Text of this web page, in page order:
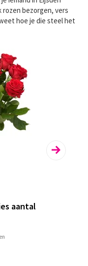
rozen bezorgen, vers
hoe je die steel het
aantal